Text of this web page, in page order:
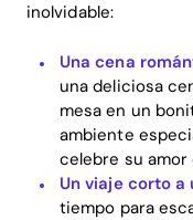
inolvidable:
Una cena
una deliciosa
mesa en un
ambiente
celebre su amor
Un viaje corto a
tiempo para